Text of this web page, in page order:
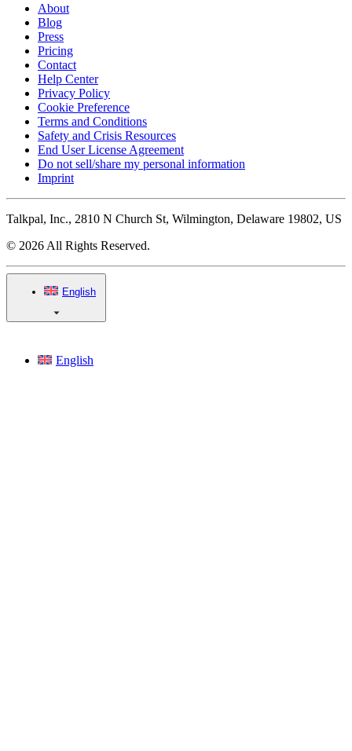
About
Blog
Press
Pricing
Contact
Help Center
Privacy Policy
Cookie Preference
Terms and Conditions
Safety and Crisis Resources
End User License Agreement
Do not sell/share my personal information
Imprint
Talkpal, Inc., 2810 N Church St, Wilmington, Delaware 19802, US
© 2026 All Rights Reserved.
English
English